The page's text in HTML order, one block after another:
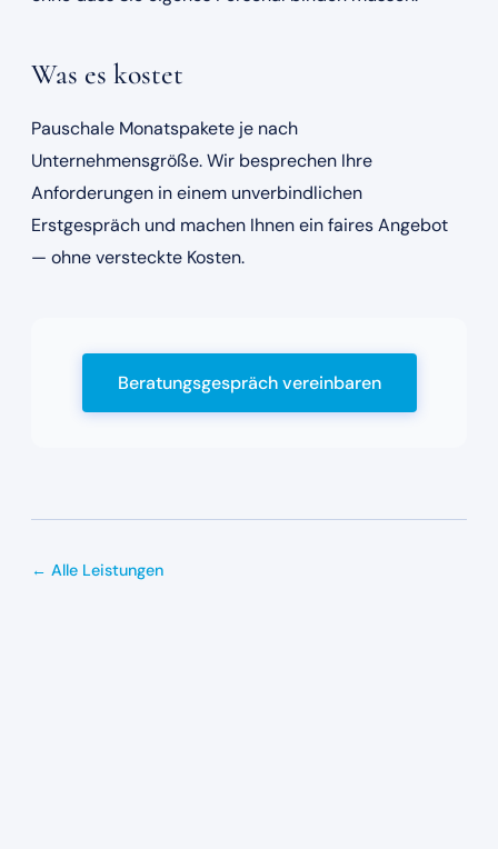
Was es kostet
Pauschale Monatspakete je nach
Unternehmensgröße. Wir besprechen Ihre
Anforderungen in einem unverbindlichen
Erstgespräch und machen Ihnen ein faires Angebot
— ohne versteckte Kosten.
Beratungsgespräch vereinbaren
← Alle Leistungen